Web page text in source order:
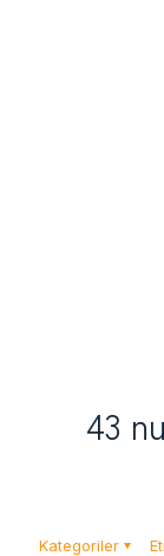
43
Kategoriler